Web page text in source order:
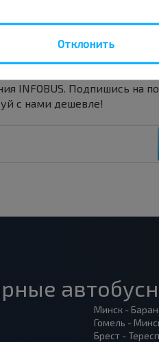
специальные акции,
INFOBUS. Подпишись на
с нами дешевле!
Минск -
Гомель -
Брест -
Отклонить